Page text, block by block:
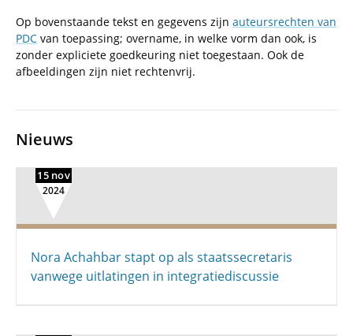
Op bovenstaande tekst en gegevens zijn auteursrechten van
PDC van toepassing; overname, in welke vorm dan ook, is
zonder expliciete goedkeuring niet toegestaan. Ook de
afbeeldingen zijn niet rechtenvrij.
Nieuws
15 nov
2024
Nora Achahbar stapt op als staatssecretaris
vanwege uitlatingen in integratiediscussie